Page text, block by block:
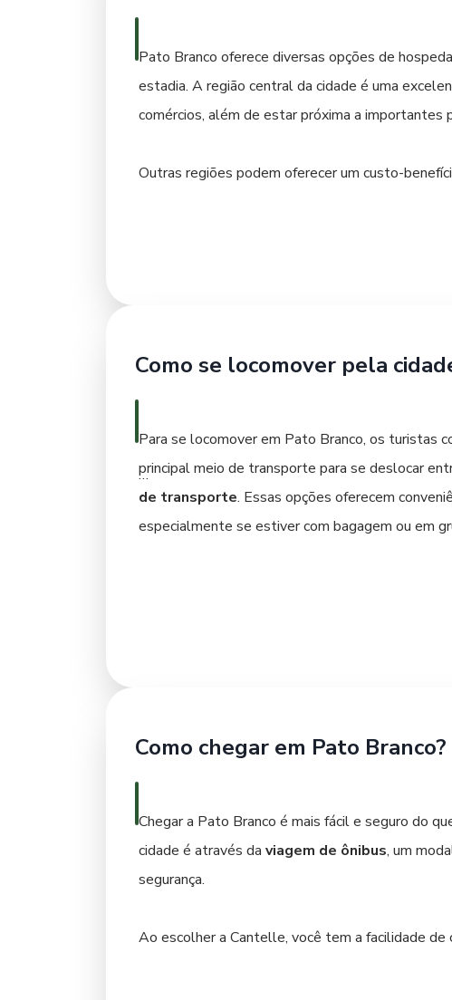
Pato Branco oferece diversas opções de
estadia. A região central da cidade é uma
comércios, além de estar próxima a importantes
Outras regiões podem oferecer um custo-
oferecer.
Como se locomover pela
Para se locomover em Pato Branco, os turistas
principal meio de transporte para se deslocar
de transporte. Essas opções oferecem
especialmente se estiver com bagagem ou em
interesse. É recomendável verificar os horários
concentrados em uma área acessível a pé. Para
passo para explorar a cidade com facilidade.
Como chegar em Pato Branco?
Chegar a Pato Branco é mais fácil e seguro do
cidade é através da viagem de ônibus, um
segurança.
Ao escolher a Cantelle, você tem a facilidade de